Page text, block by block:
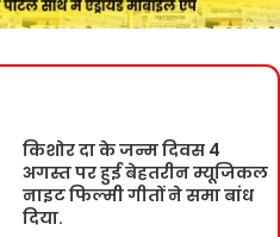
किशोर दा के जन्म दिवस 4
अगस्त पर हुई बेहतरीन म्यूजिकल
नाइट फिल्मी गीतों ने समा बांध
दिया.